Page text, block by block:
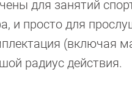
для занятий
и просто для
(включая
радиус действия.